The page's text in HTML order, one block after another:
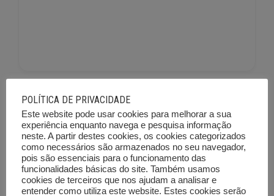
Setúbal
225
POLÍTICA DE PRIVACIDADE
Este website pode usar cookies para melhorar a sua
experiência enquanto navega e pesquisa informação
neste. A partir destes cookies, os cookies categorizados
como necessários são armazenados no seu navegador,
pois são essenciais para o funcionamento das
funcionalidades básicas do site. Também usamos
cookies de terceiros que nos ajudam a analisar e
entender como utiliza este website. Estes cookies serão